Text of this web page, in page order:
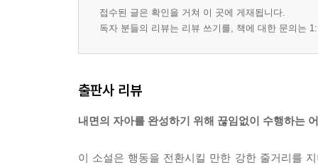
접수된 글은 확인을 거쳐 이 곳에 게재됩니다.
독자 분들의 리뷰는 리뷰 쓰기를, 책에 대한 문의는
출판사 리뷰
내면의 자아를 완성하기 위해 끊임없이 수행하는
이 소설은 행동을 전환시킬 만한 강한 줄거리를